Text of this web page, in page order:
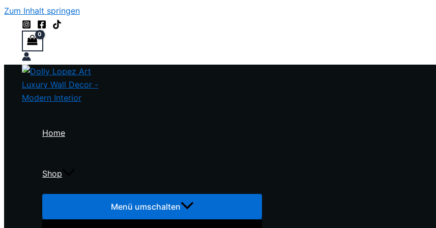
Zum Inhalt springen
Home
Shop
Menü umschalten